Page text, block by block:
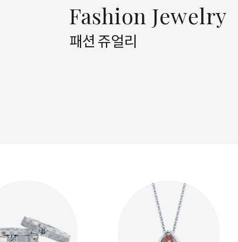
Fashion Jewelry
패션 쥬얼리